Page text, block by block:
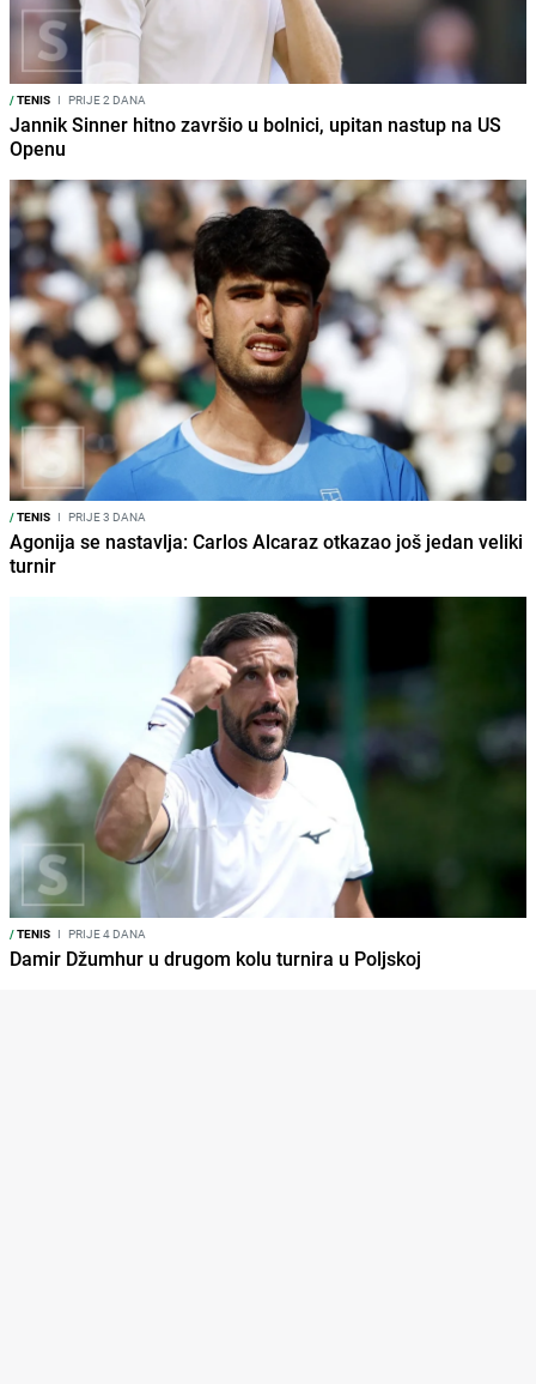
/TENIS I PRIJE 2 DANA
Jannik Sinner hitno završio u bolnici, upitan nastup na US
Openu
/TENIS I PRIJE 3 DANA
Agonija se nastavlja: Carlos Alcaraz otkazao još jedan veliki
turnir
/TENIS I PRIJE 4 DANA
Damir Džumhur u drugom kolu turnira u Poljskoj